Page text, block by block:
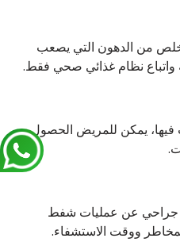
من الدهون التي يصعب
واتباع نظام غذائي صحي فقط.
فيها، يمكن للمريض الحصول
غير جراحي عن عمليات شفط
ووقت الاستشفاء.